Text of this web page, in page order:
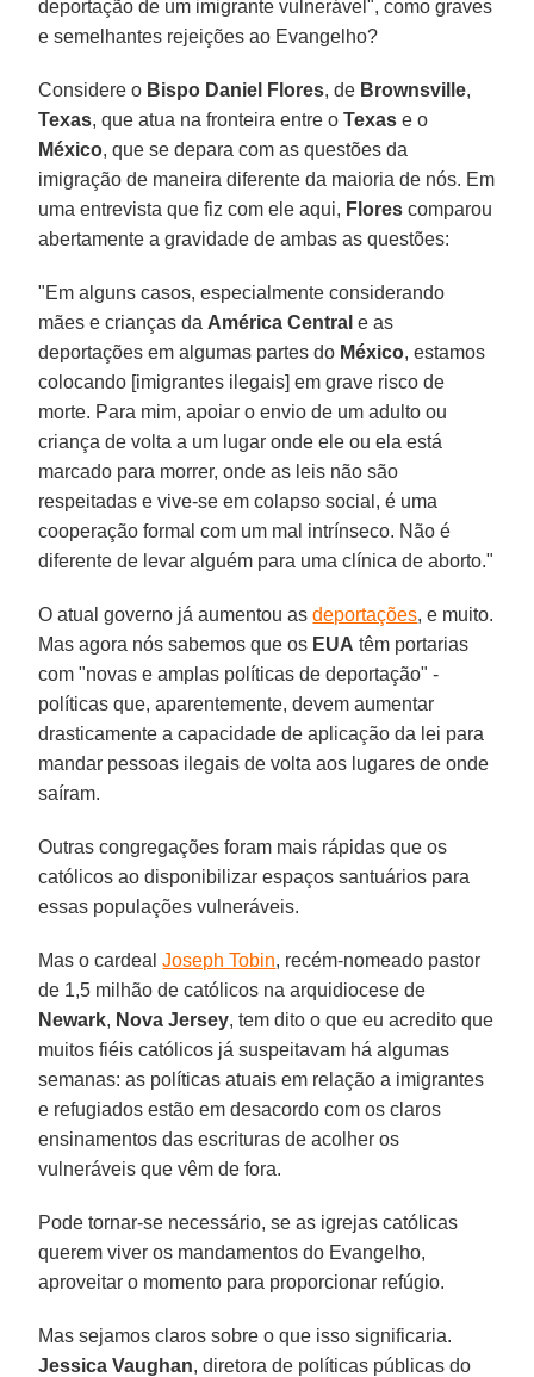
deportação de um imigrante vulnerável", como graves
e semelhantes rejeições ao Evangelho?
Considere o Bispo Daniel Flores, de Brownsville,
Texas, que atua na fronteira entre oTexas e o
México, que se depara com as questões da
imigração de maneira diferente da maioria de nós. Em
uma entrevista que fiz com ele aqui, Flores comparou
abertamente a gravidade de ambas as questões:
"Em alguns casos, especialmente considerando
mães e crianças da América Central e as
deportações em algumas partes do México, estamos
colocando [imigrantes ilegais] em grave risco de
morte. Para mim, apoiar o envio de um adulto ou
criança de volta a um lugar onde ele ou ela está
marcado para morrer, onde as leis não são
respeitadas e vive-se em colapso social, é uma
cooperação formal com um mal intrínseco. Não é
diferente de levar alguém para uma clínica de aborto."
O atual governo já aumentou asdeportações, e muito.
Mas agora nós sabemos que os EUA têm portarias
com "novas e amplas políticas de deportação" -
políticas que, aparentemente, devem aumentar
drasticamente a capacidade de aplicação da lei para
mandar pessoas ilegais de volta aos lugares de onde
saíram.
Outras congregações foram mais rápidas que os
católicos ao disponibilizar espaços santuários para
essas populações vulneráveis.
Mas o cardealJoseph Tobin, recém-nomeado pastor
de 1,5 milhão de católicos na arquidiocese de
Newark, Nova Jersey, tem dito o que eu acredito que
muitos fiéis católicos já suspeitavam há algumas
semanas: as políticas atuais em relação a imigrantes
e refugiados estão em desacordo com os claros
ensinamentos das escrituras de acolher os
vulneráveis que vêm de fora.
Pode tornar-se necessário, se as igrejas católicas
querem viver os mandamentos do Evangelho,
aproveitar o momento para proporcionar refúgio.
Mas sejamos claros sobre o que isso significaria.
Jessica Vaughan, diretora de políticas públicas do